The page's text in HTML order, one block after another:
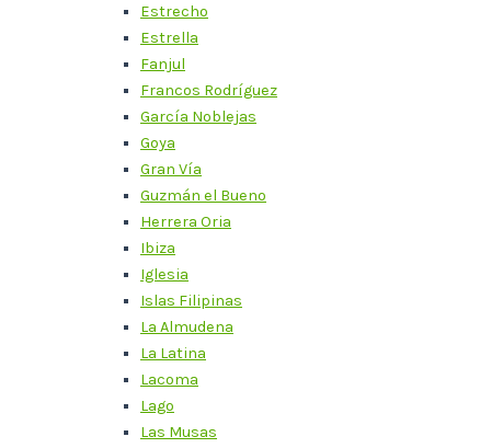
Estrecho
Estrella
Fanjul
Francos Rodríguez
García Noblejas
Goya
Gran Vía
Guzmán el Bueno
Herrera Oria
Ibiza
Iglesia
Islas Filipinas
La Almudena
La Latina
Lacoma
Lago
Las Musas